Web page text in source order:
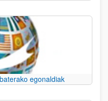
egonaldiak